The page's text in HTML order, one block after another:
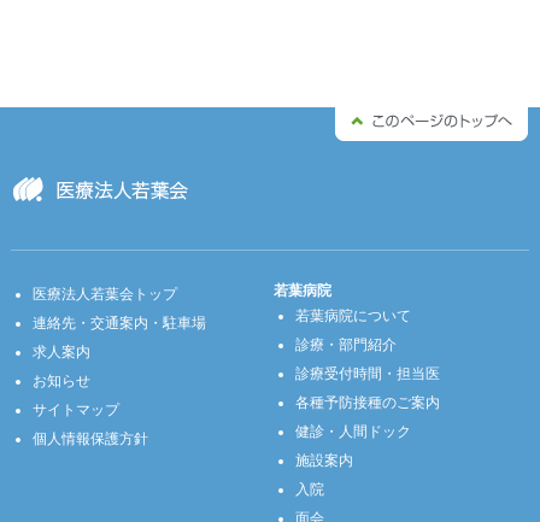
医療法人若葉会トップ
連絡先・交通案内・駐車場
求人案内
お知らせ
サイトマップ
個人情報保護方針
若葉病院
若葉病院について
診療・部門紹介
診療受付時間・担当医
各種予防接種のご案内
健診・人間ドック
施設案内
入院